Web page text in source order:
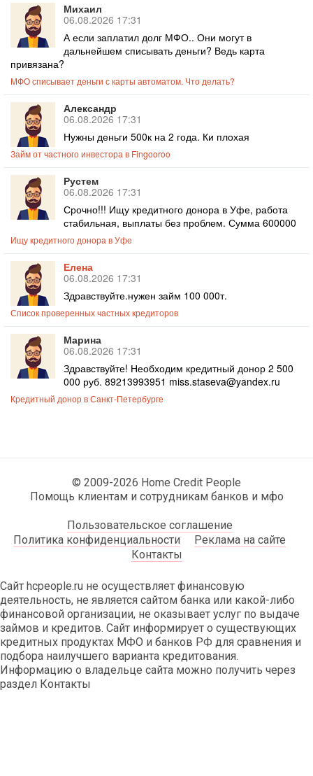
Михаил
06.08.2026 17:31
А если заплатил долг МФО.. Они могут в
дальнейшем списывать деньги? Ведь карта
привязана?
МФО списывает деньги с карты автоматом. Что делать?
Александр
06.08.2026 17:31
Нужны деньги 500к на 2 года. Ки плохая
Займ от частного инвестора в Fingooroo
Рустем
06.08.2026 17:31
Срочно!!! Ищу кредитного донора в Уфе, работа
стабильная, выплаты без проблем. Сумма 600000
Ищу кредитного донора в Уфе
Елена
06.08.2026 17:31
Здравствуйте.нужен займ 100 000т.
Список проверенных частных кредиторов
Марина
06.08.2026 17:31
Здравствуйте! Необходим кредитный донор 2 500
000 руб. 89213993951 miss.staseva@yandex.ru
Кредитный донор в Санкт-Петербурге
© 2009-2026 Home Credit People
Помощь клиентам и сотрудникам банков и мфо
Пользовательское соглашение
Политика конфиденциальности
Реклама на сайте
Контакты
Сайт hcpeople.ru не осуществляет финансовую
деятельность, не является сайтом банка или какой-либо
финансовой организации, не оказывает услуг по выдаче
займов и кредитов. Сайт информирует о существующих
кредитных продуктах МФО и банков РФ для сравнения и
подбора наилучшего варианта кредитования.
Информацию о владельце сайта можно получить через
раздел Контакты